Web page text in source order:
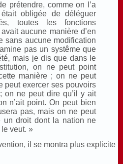
prétendre, comme on l’a
obligée de déléguer
toutes les fonctions
aucune manière d’en
sans aucune modification
pas un systême que
mais je dis que dans le
on ne peut point
manière ; on ne peut
peut exercer ses pouvoirs
on ne peut dire qu’il y ait
n’ait point. On peut bien
pas, mais on ne peut
un droit dont la nation ne
veut. »
il se montra plus explicite